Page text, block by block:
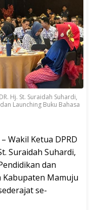
Hj. St. Suraidah Suhardi,
Launching Buku Bahasa
– Wakil Ketua DPRD
Suraidah Suhardi,
dan
Kabupaten Mamuju
se-